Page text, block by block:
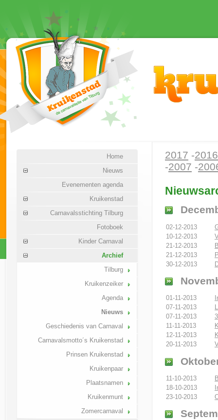
Home
Nieuws
Evenementen agenda
Kruikenstad
Carnavalsstichting Tilburg
Fotoboek
Kinder Carnaval
Archief
Tilburg
Kruikenzeiker
Agenda
Nieuws
Geschiedenis van Carnaval
Carnavalsmotto´s Kruikenstad
Prinsen Kruikenstad
Kruikenpaar
Plaatsnamen
Kruikenmunt
Zomercarnaval
2017 -2016
-2007 -
02-12-2013
10-12-2013
21-12-2013
21-12-2013
30-12-2013
01-11-2013
07-11-2013
07-11-2013
11-11-2013
12-11-2013
20-11-2013
11-10-2013
18-10-2013
23-10-2013